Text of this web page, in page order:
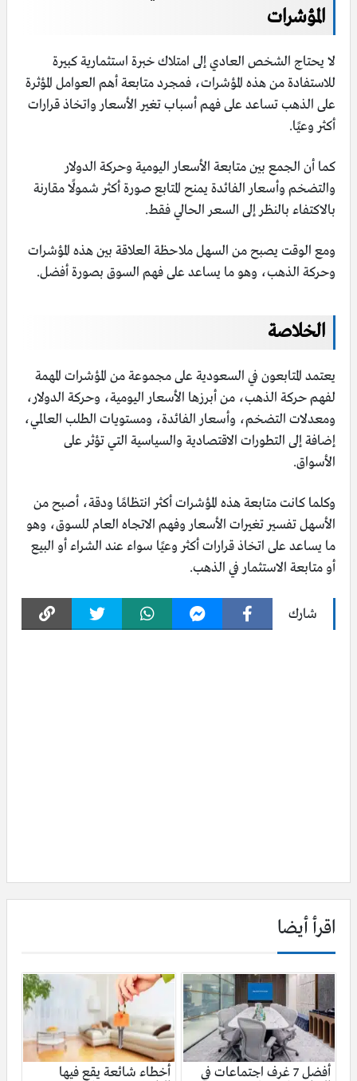
المؤشرات
لا يحتاج الشخص العادي إلى امتلاك خبرة استثمارية كبيرة
للاستفادة من هذه المؤشرات، فمجرد متابعة أهم العوامل المؤثرة
على الذهب تساعد على فهم أسباب تغير الأسعار واتخاذ قرارات
أكثر وعيًا.
كما أن الجمع بين متابعة الأسعار اليومية وحركة الدولار
والتضخم وأسعار الفائدة يمنح المتابع صورة أكثر شمولًا مقارنة
بالاكتفاء بالنظر إلى السعر الحالي فقط.
ومع الوقت يصبح من السهل ملاحظة العلاقة بين هذه المؤشرات
وحركة الذهب، وهو ما يساعد على فهم السوق بصورة أفضل.
الخلاصة
يعتمد المتابعون في السعودية على مجموعة من المؤشرات المهمة
لفهم حركة الذهب، من أبرزها الأسعار اليومية، وحركة الدولار،
ومعدلات التضخم، وأسعار الفائدة، ومستويات الطلب العالمي،
إضافة إلى التطورات الاقتصادية والسياسية التي تؤثر على
الأسواق.
وكلما كانت متابعة هذه المؤشرات أكثر انتظامًا ودقة، أصبح من
الأسهل تفسير تغيرات الأسعار وفهم الاتجاه العام للسوق، وهو
ما يساعد على اتخاذ قرارات أكثر وعيًا سواء عند الشراء أو البيع
أو متابعة الاستثمار في الذهب.
شارك
اقرأ أيضا
أفضل 7 غرف اجتماعات في
أخطاء شائعة يقع فيها